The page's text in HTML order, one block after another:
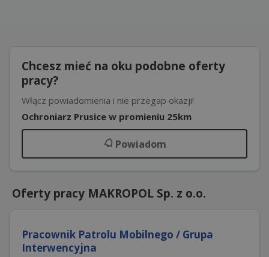
Chcesz mieć na oku podobne oferty
pracy?
Włącz powiadomienia i nie przegap okazji!
Ochroniarz Prusice w promieniu 25km
Powiadom
Oferty pracy MAKROPOL Sp. z o.o.
Pracownik Patrolu Mobilnego / Grupa
Interwencyjna